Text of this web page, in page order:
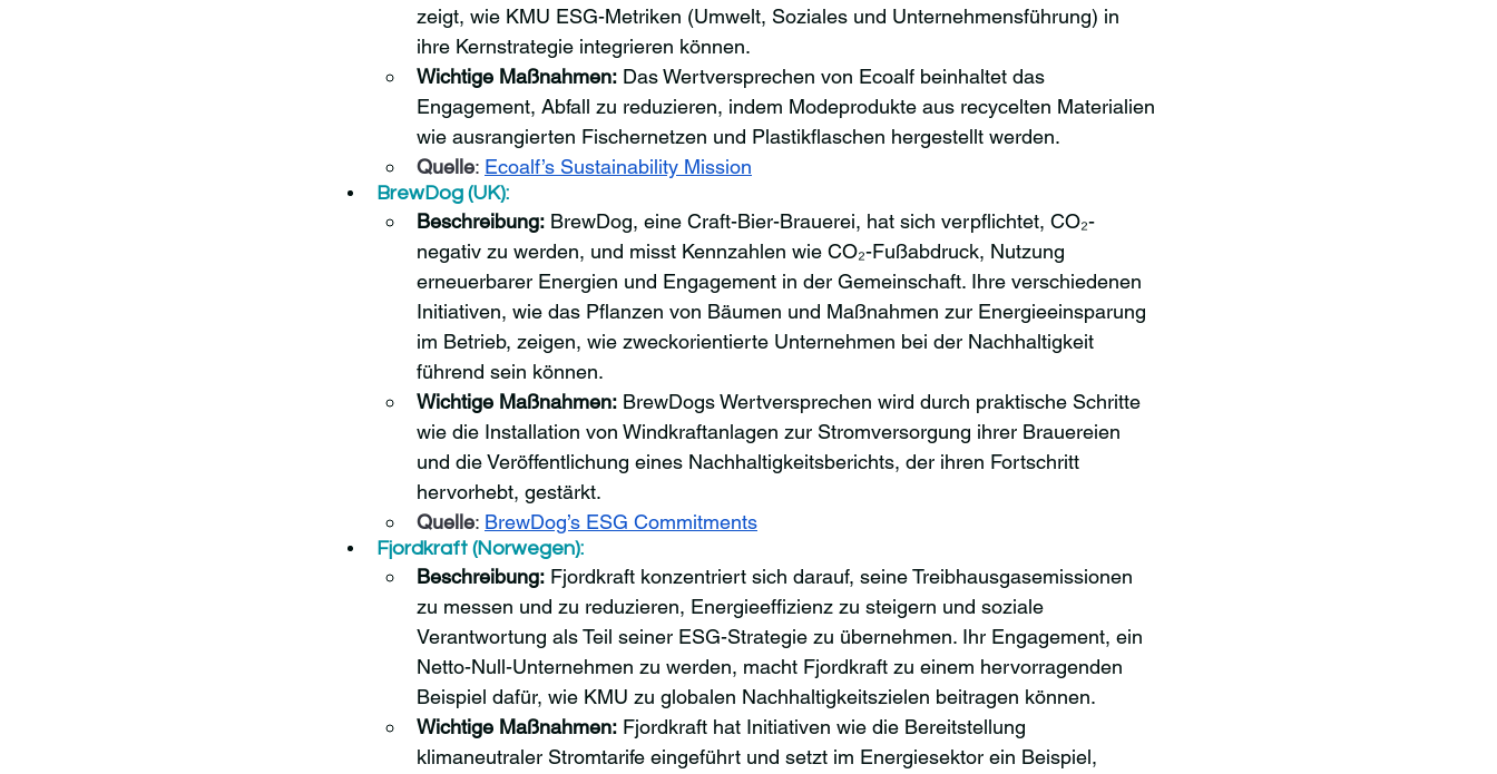
zeigt, wie KMU ESG-Metriken (Umwelt, Soziales und Unternehmensführung) in
ihre Kernstrategie integrieren können.
Wichtige Maßnahmen: Das Wertversprechen von Ecoalf beinhaltet das
Engagement, Abfall zu reduzieren, indem Modeprodukte aus recycelten Materialien
wie ausrangierten Fischernetzen und Plastikflaschen hergestellt werden.
Quelle: Ecoalf’s Sustainability Mission
BrewDog (UK):
Beschreibung: BrewDog, eine Craft-Bier-Brauerei, hat sich verpflichtet, CO₂-
negativ zu werden, und misst Kennzahlen wie CO₂-Fußabdruck, Nutzung
erneuerbarer Energien und Engagement in der Gemeinschaft. Ihre verschiedenen
Initiativen, wie das Pflanzen von Bäumen und Maßnahmen zur Energieeinsparung
im Betrieb, zeigen, wie zweckorientierte Unternehmen bei der Nachhaltigkeit
führend sein können.
Wichtige Maßnahmen: BrewDogs Wertversprechen wird durch praktische Schritte
wie die Installation von Windkraftanlagen zur Stromversorgung ihrer Brauereien
und die Veröffentlichung eines Nachhaltigkeitsberichts, der ihren Fortschritt
hervorhebt, gestärkt.
Quelle: BrewDog’s ESG Commitments
Fjordkraft (Norwegen):
Beschreibung: Fjordkraft konzentriert sich darauf, seine Treibhausgasemissionen
zu messen und zu reduzieren, Energieeffizienz zu steigern und soziale
Verantwortung als Teil seiner ESG-Strategie zu übernehmen. Ihr Engagement, ein
Netto-Null-Unternehmen zu werden, macht Fjordkraft zu einem hervorragenden
Beispiel dafür, wie KMU zu globalen Nachhaltigkeitszielen beitragen können.
Wichtige Maßnahmen: Fjordkraft hat Initiativen wie die Bereitstellung
klimaneutraler Stromtarife eingeführt und setzt im Energiesektor ein Beispiel,